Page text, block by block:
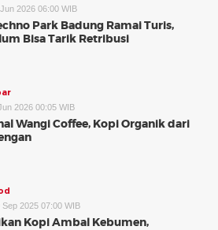
2026 06:00 WIB
Park Badung Ramai Turis,
Bisa Tarik Retribusi
2026 00:05 WIB
Wangi Coffee, Kopi Organik dari
Sep 2025 07:00 WIB
Kopi Ambal Kebumen,